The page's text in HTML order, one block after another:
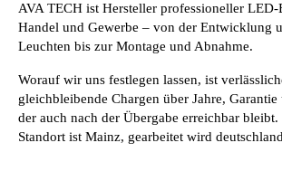
AVA TECH ist Hersteller professioneller
Handel und Gewerbe – von der Entwicklung
Leuchten bis zur Montage und Abnahme.
Worauf wir uns festlegen lassen, ist
gleichbleibende Chargen über Jahre,
der auch nach der Übergabe erreichbar bleibt.
Standort ist Mainz, gearbeitet wird